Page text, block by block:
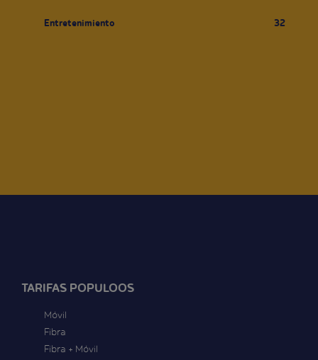
Entretenimiento 32
TARIFAS POPULOOS
Móvil
Fibra
Fibra + Móvil